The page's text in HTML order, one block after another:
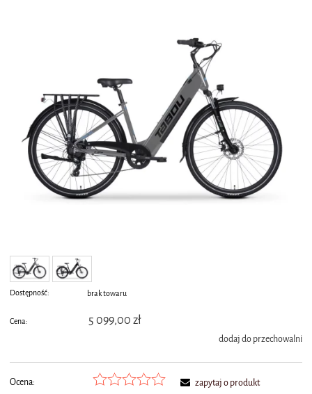
Dostępność: brak towaru
Cena: 5 099,00 zł
dodaj do przechowalni
Ocena:
zapytaj o produkt